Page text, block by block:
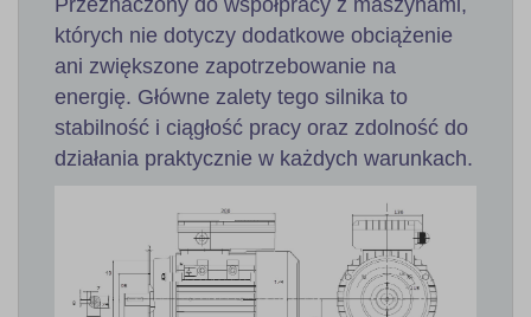
których nie dotyczy dodatkowe obciążenie
ani zwiększone zapotrzebowanie na
energię. Główne zalety tego silnika to
stabilność i ciągłość pracy oraz zdolność do
działania praktycznie w każdych warunkach.